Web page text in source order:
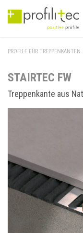
PROFILE FÜR TREPPENKANTEN
STAIRTEC FW
Treppenkante aus